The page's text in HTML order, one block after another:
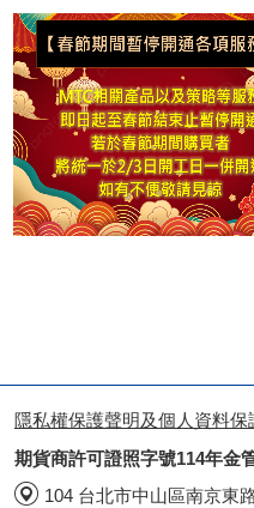
隱私權保護聲明及個人資料保
期貨商許可證照字號114年金
104 台北市中山區南京東